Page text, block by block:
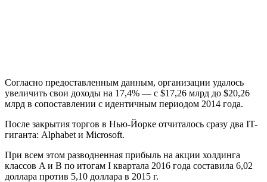
Согласно предоставленным данным, организации удалось
увеличить свои доходы на 17,4% — с $17,26 млрд до $20,26
млрд в сопоставлении с идентичным периодом 2014 года.
После закрытия торгов в Нью-Йорке отчиталось сразу два IT-
гиганта: Alphabet и Microsoft.
При всем этом разводненная прибыль на акции холдинга
классов A и B по итогам I квартала 2016 года составила 6,02
доллара против 5,10 доллара в 2015 г.